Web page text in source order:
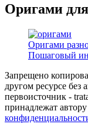
Оригами
Оригами
Пошаговый
Запрещено
другом ресурсе
первоисточник -
принадлежат автору